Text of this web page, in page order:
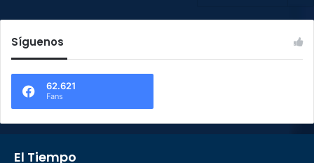
Síguenos
62.621
Fans
El Tiempo